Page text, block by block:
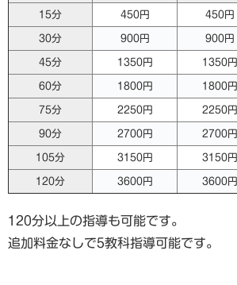
15分 450円 450円
30分 900円 900円
45分 1350円 1350円
60分 1800円 1800円
75分 2250円 2250円
90分 2700円 2700円
105分 3150円 3150円
120分 3600円 3600円
120分以上の指導も可能です。
追加料金なしで5教科指導可能です。